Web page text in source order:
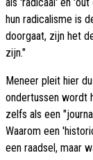
als 'radicaal' en
hun radicalisme is
doorgaat, zijn het
zijn."
Meneer pleit hier
ondertussen wordt
zelfs als een
Waarom een
een raadsel, maar